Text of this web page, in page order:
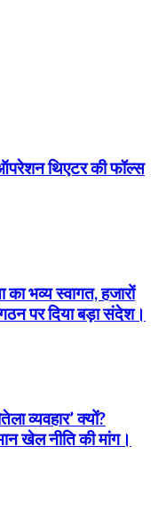
थिएटर की फॉल्स
का भव्य स्वागत, हजारों
पर दिया बड़ा संदेश।
व्यवहार’ क्यों?
खेल नीति की मांग।